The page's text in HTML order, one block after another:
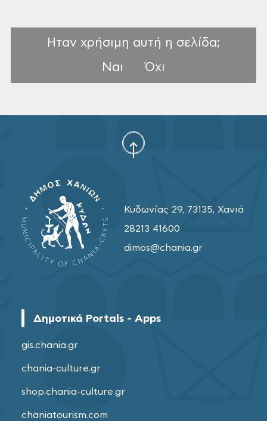
Ηταν χρήσιμη αυτή η σελίδα;
Ναι
Όχι
Κυδωνίας 29, 73135, Χανιά
28213 41600
dimos@chania.gr
Δημοτικά Portals - Apps
gis.chania.gr
chania-culture.gr
shop.chania-culture.gr
chaniatourism.com